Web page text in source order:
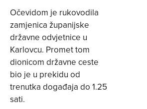
Očevidom je rukovodila
zamjenica županijske
državne odvjetnice u
Karlovcu. Promet tom
dionicom državne ceste
bio je u prekidu od
trenutka događaja do 1.25
sati.